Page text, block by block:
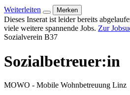
Weiterleiten Merken
Dieses Inserat ist leider bereits
viele weitere spannende Jobs. Zur
Sozialverein B37
Sozialbetreuer:in
MOWO - Mobile Wohnbetreuung Linz